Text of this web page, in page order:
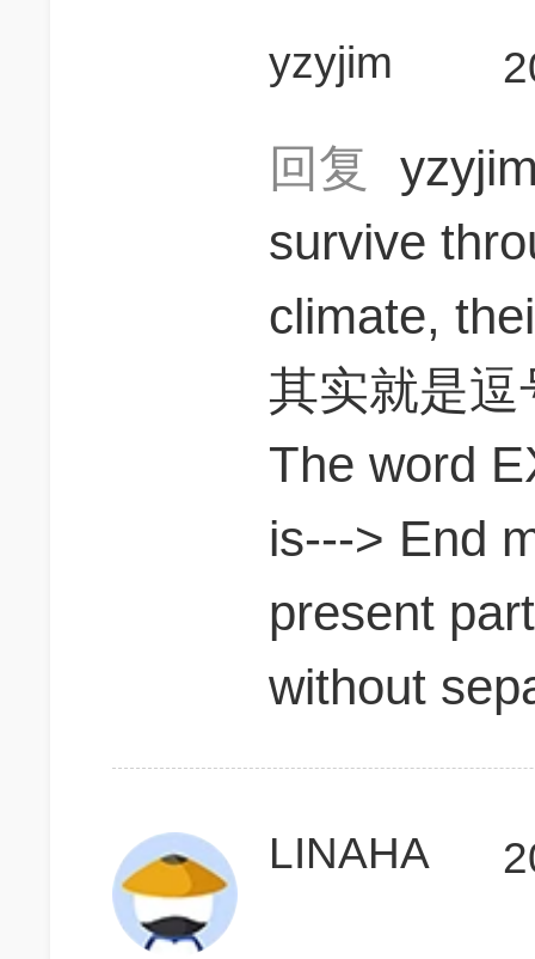
yzyjim
回复
survive
climate,
其实就是
The word
is---> End
present
without
LINAHA